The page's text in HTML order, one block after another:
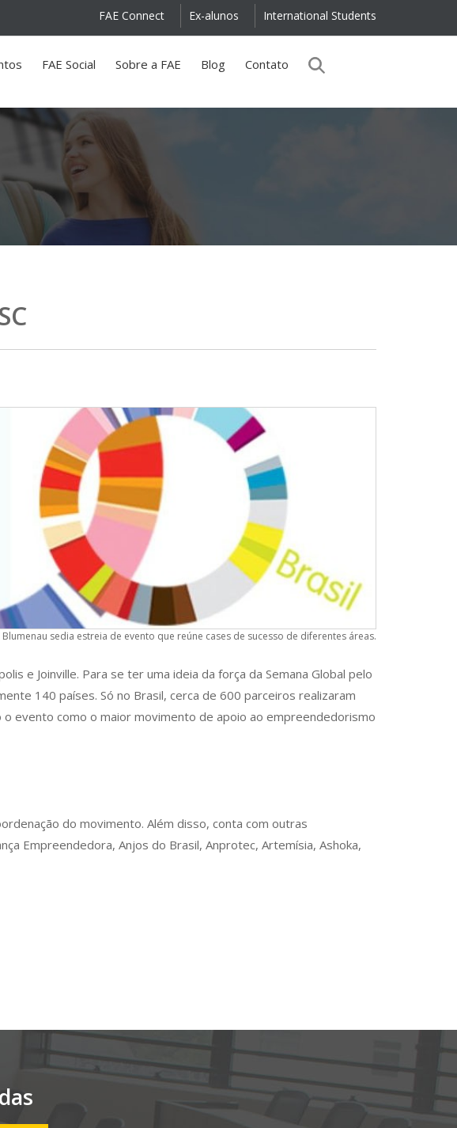
International Students
Ex-alunos
FAE Connect
FAE Social Sobre a FAE Blog Contato
Blumenau sedia estreia de evento que reúne cases de sucesso de diferentes áreas.
e Joinville. Para se ter uma ideia da força da Semana Global pelo
140 países. Só no Brasil, cerca de 600 parceiros realizaram
evento como o maior movimento de apoio ao empreendedorismo
do movimento. Além disso, conta com outras
Empreendedora, Anjos do Brasil, Anprotec, Artemísia, Ashoka,